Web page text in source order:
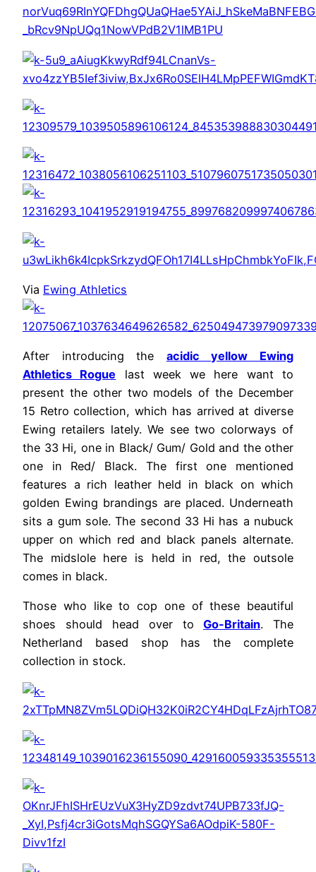
Via Ewing Athletics
After introducing the acidic yellow Ewing
Athletics Rogue last week we here want to
present the other two models of the December
15 Retro collection, which has arrived at diverse
Ewing retailers lately. We see two colorways of
the 33 Hi, one in Black/ Gum/ Gold and the other
one in Red/ Black. The first one mentioned
features a rich leather held in black on which
golden Ewing brandings are placed. Underneath
sits a gum sole. The second 33 Hi has a nubuck
upper on which red and black panels alternate.
The midslole here is held in red, the outsole
comes in black.
Those who like to cop one of these beautiful
shoes should head over to
Go-Britain. The
Netherland based shop has the complete
collection in stock.